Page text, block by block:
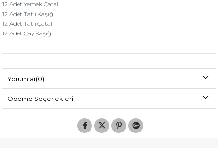
12 Adet Yemek Çatalı
12 Adet Tatlı Kaşığı
12 Adet Tatlı Çatalı
12 Adet Çay Kaşığı
Yorumlar(0)
Ödeme Seçenekleri